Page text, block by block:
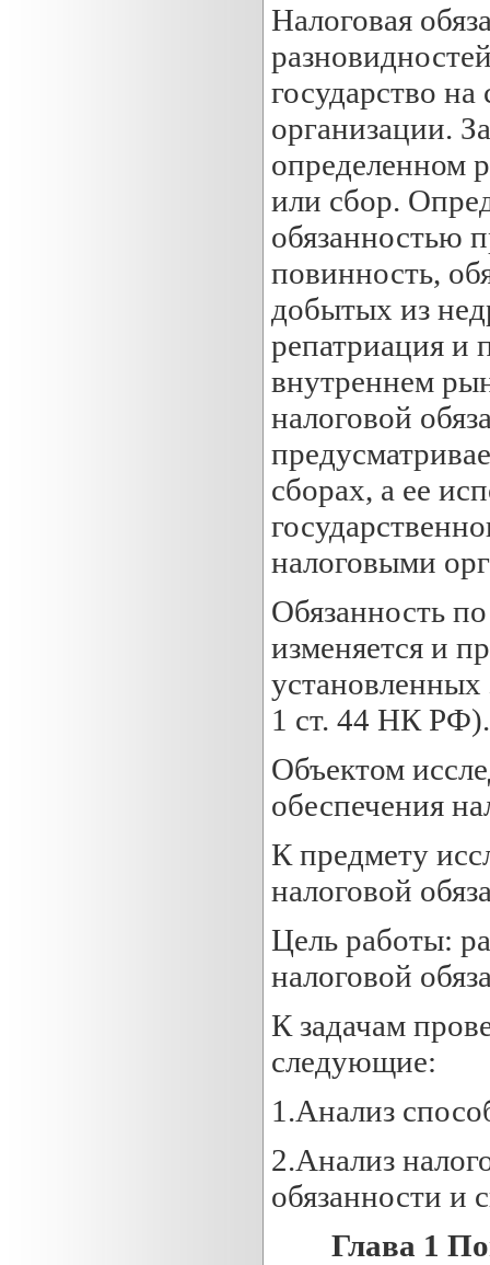
Налоговая
государство
организации.
определенном
или сбор.
обязанностью
повинность,
добытых из
репатриация и
внутреннем
налоговой
сборах, а ее
налоговыми
Обязанность
изменяется и
установленных
1 ст. 44 НК РФ).
Объектом
обеспечения
К предмету
налоговой
Цель работы:
налоговой
К задачам
следующие:
1.Анализ
2.Анализ
обязанности и
Глава 1